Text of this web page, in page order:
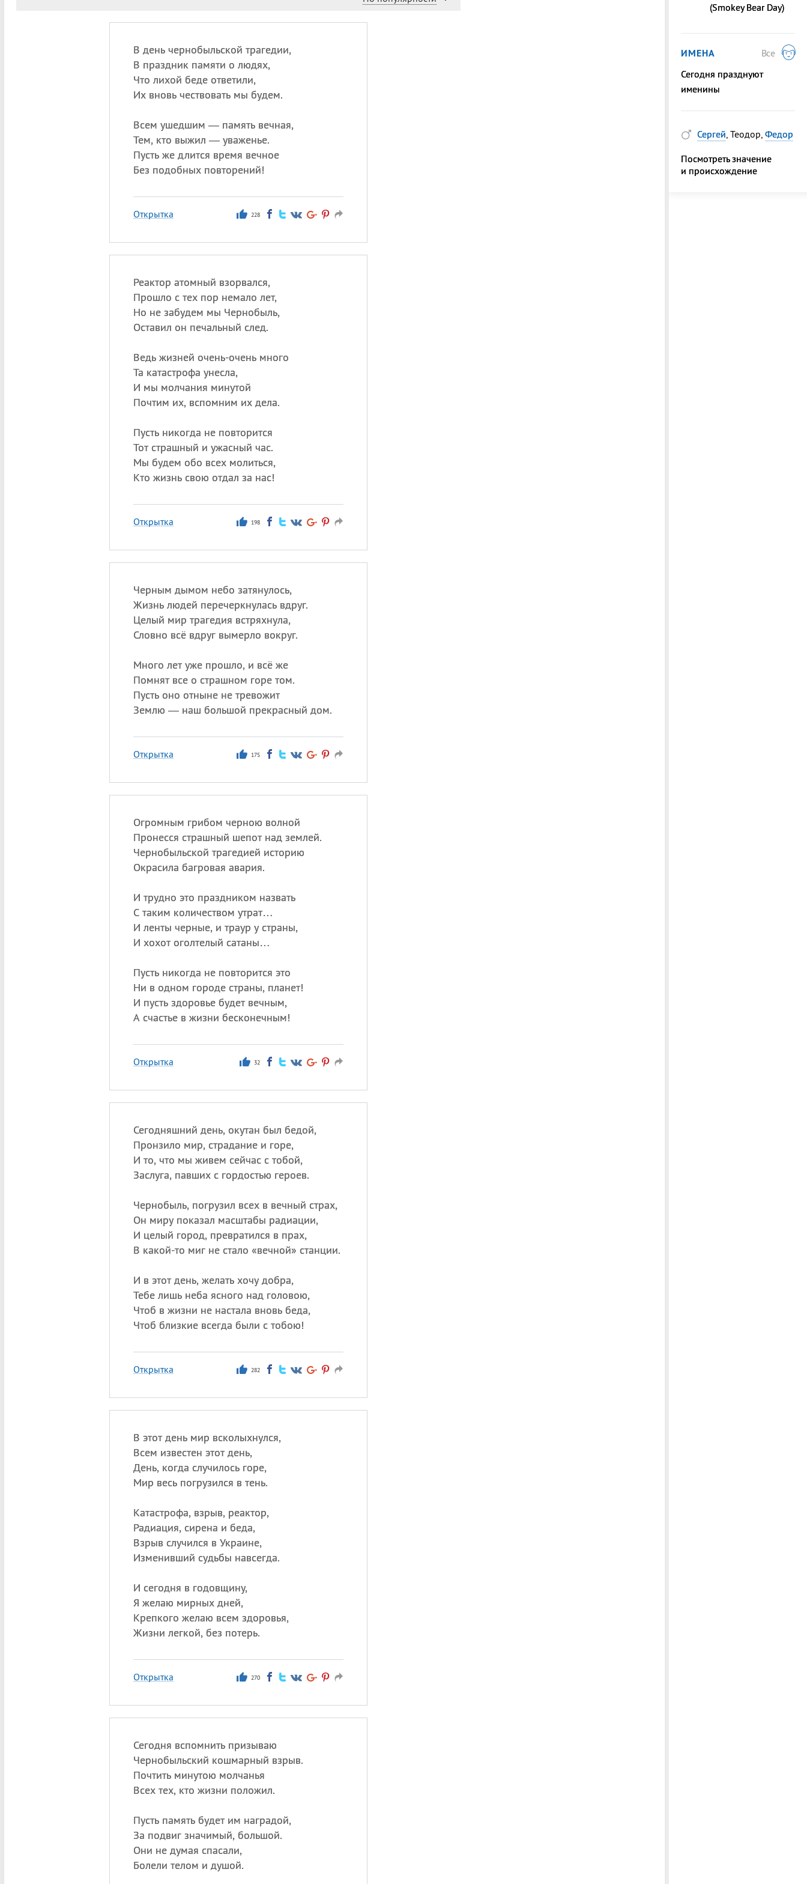
В день чернобыльской трагедии,
В праздник памяти о людях,
Что лихой беде ответили,
Их вновь чествовать мы будем.
Всем ушедшим — память вечная,
Тем, кто выжил — уваженье.
Пусть же длится время вечное
Без подобных повторений!
Открытка 228
Реактор атомный взорвался,
Прошло с тех пор немало лет,
Но не забудем мы Чернобыль,
Оставил он печальный след.
Ведь жизней очень-очень много
Та катастрофа унесла,
И мы молчания минутой
Почтим их, вспомним их дела.
Пусть никогда не повторится
Тот страшный и ужасный час.
Мы будем обо всех молиться,
Кто жизнь свою отдал за нас!
Открытка 198
Черным дымом небо затянулось,
Жизнь людей перечеркнулась вдруг.
Целый мир трагедия встряхнула,
Словно всё вдруг вымерло вокруг.
Много лет уже прошло, и всё же
Помнят все о страшном горе том.
Пусть оно отныне не тревожит
Землю — наш большой прекрасный дом.
Открытка 175
Огромным грибом черною волной
Пронесся страшный шепот над землей.
Чернобыльской трагедией историю
Окрасила багровая авария.
И трудно это праздником назвать
С таким количеством утрат…
И ленты черные, и траур у страны,
И хохот оголтелый сатаны…
Пусть никогда не повторится это
Ни в одном городе страны, планет!
И пусть здоровье будет вечным,
А счастье в жизни бесконечным!
Открытка 32
Сегодняшний день, окутан был бедой,
Пронзило мир, страдание и горе,
И то, что мы живем сейчас с тобой,
Заслуга, павших с гордостью героев.
Чернобыль, погрузил всех в вечный страх,
Он миру показал масштабы радиации,
И целый город, превратился в прах,
В какой-то миг не стало «вечной» станции.
И в этот день, желать хочу добра,
Тебе лишь неба ясного над головою,
Чтоб в жизни не настала вновь беда,
Чтоб близкие всегда были с тобою!
Открытка 282
В этот день мир всколыхнулся,
Всем известен этот день,
День, когда случилось горе,
Мир весь погрузился в тень.
Катастрофа, взрыв, реактор,
Радиация, сирена и беда,
Взрыв случился в Украине,
Изменивший судьбы навсегда.
И сегодня в годовщину,
Я желаю мирных дней,
Крепкого желаю всем здоровья,
Жизни легкой, без потерь.
Открытка 270
Сегодня вспомнить призываю
Чернобыльский кошмарный взрыв.
Почтить минутою молчанья
Всех тех, кто жизни положил.
Пусть память будет им наградой,
За подвиг значимый, большой.
Они не думая спасали,
Болели телом и душой.
(Smokey Bear Day)
ИМЕНА
Все
Сегодня празднуют
именины
Сергей, Теодор, Федор
Посмотреть значение
и происхождение